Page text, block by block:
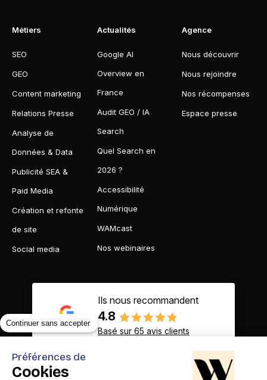
Métiers
SEO
GEO
Content marketing
Relations Presse
Analyse de
Données & Data
Publicité SEA &
Paid Media
Création et refonte
de site
Social media
Actualités
Google AI
Overview en
France
Audit GEO / IA
Search
Quel Search en
2026 ?
Accessibilité
Numérique
WAMcast
Nos webinaires
Agence
Nous découvrir
Nous rejoindre
Nos récompenses
Espace presse
Ils nous recommandent
4.8
Basé sur 65 avis clients
Continuer sans accepter
Préférences de
Cookies